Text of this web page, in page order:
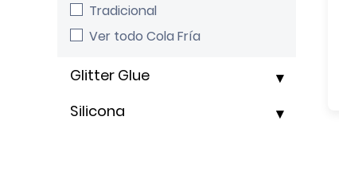
Tradicional
Ver todo Cola Fría
Glitter Glue
Silicona